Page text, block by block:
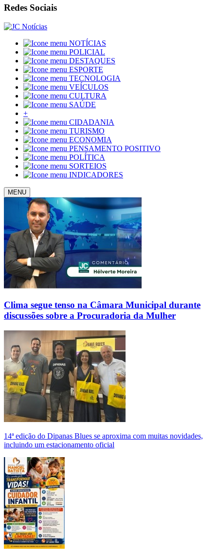
Redes Sociais
NOTÍCIAS
POLICIAL
DESTAQUES
ESPORTE
TECNOLOGIA
VEÍCULOS
CULTURA
SAÚDE
+
CIDADANIA
TURISMO
ECONOMIA
PENSAMENTO POSITIVO
POLÍTICA
SORTEIOS
INDICADORES
MENU
Clima segue tenso na Câmara Municipal durante
discussões sobre a Procuradoria da Mulher
14ª edição do Dipanas Blues se aproxima com muitas novidades,
incluindo um estacionamento oficial